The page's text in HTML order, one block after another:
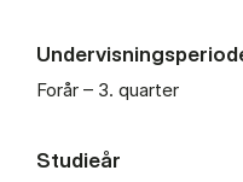
Forår – 3. quarter
Studieår